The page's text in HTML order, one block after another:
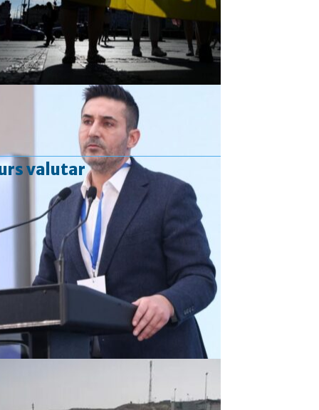
valutar
Curs valutar: 06 Aug 2026
EUR
: 5,2513 RON
+0,0024 ▲
USD: 4,5507 RON
+0,0027 ▲
CHF
: 5,6221 RON
+0,0011 ▲
GBP: 6,1236 RON
-0,0008 ▼
Convertor valutar
»
Rezultat: